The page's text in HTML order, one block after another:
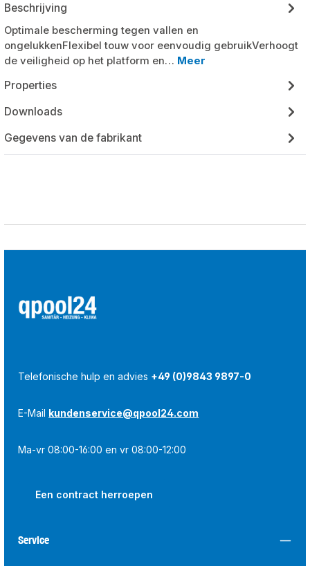
Beschrijving
Optimale bescherming tegen vallen en
ongelukkenFlexibel touw voor eenvoudig gebruikVerhoogt
de veiligheid op het platform en… Meer
Properties
Downloads
Gegevens van de fabrikant
Telefonische hulp en advies +49 (0)9843 9897-0
E-Mail kundenservice@qpool24.com
Ma-vr 08:00-16:00 en vr 08:00-12:00
Een contract herroepen
Service